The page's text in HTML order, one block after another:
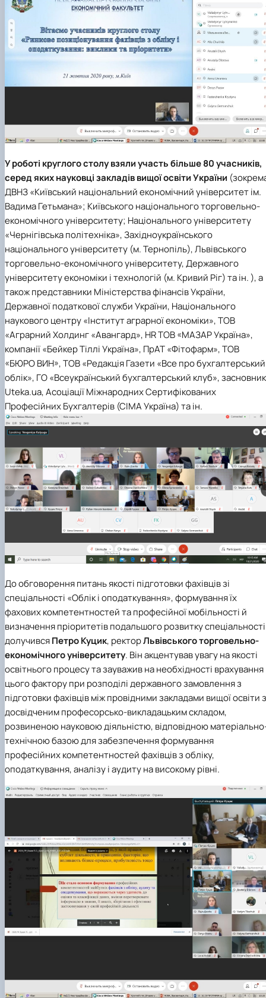
У роботі круглого столу взяли участь більше 80 учасників,
серед яких науковці закладів вищої освіти України
ДВНЗ «Київський національний економічний університет ім.
Вадима Гетьмана»; Київського національного торговельно-
економічного університету; Національного університету
«Чернігівська політехніка», Західноукраїнського
національного університету (м. Тернопіль), Львівського
торговельно-економічного університету, Державного
університету економіки і технологій (м. Кривий Ріг) та ін. ), а
також представники Міністерства фінансів України,
Державної податкової служби України, Національного
наукового центру «Інститут аграрної економіки», ТОВ
«Аграрний Холдинг «Авангард», HR ТОВ «МАЗАР Україна»,
компанії «Бейкер Тіллі Україна», ПрАТ «Фітофарм», ТОВ
«БЮРО ВИН», ТОВ «Редакція Газети «Все про бухгалтерський
облік», ГО «Всеукраїнський бухгалтерський клуб», засновник
Uteka.ua, Асоціації Міжнародних Сертифікованих
Професійних Бухгалтерів (СІМА Україна) та ін.
До обговорення питань якості підготовки фахівців зі
спеціальності «Облік і оподаткування», формування їх
фахових компетентностей та професійної мобільності й
визначення пріоритетів подальшого розвитку спеціальності
долучивсяПетро Куцик, ректорЛьвівського торговельно-
економічного університету. Він акцентував увагу на якості
освітнього процесу та зауважив на необхідності врахування
цього фактору при розподілі державного замовлення з
підготовки фахівців між провідними закладами вищої освіти з
досвідченим професорсько-викладацьким складом,
розвиненою науковою діяльністю, відповідною
технічною базою для забезпечення формування
професійних компетентностей фахівців з обліку,
оподаткування, аналізу і аудиту на високому рівні.